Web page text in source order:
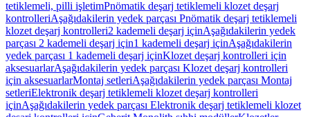
tetiklemeli, pilli işletimPnömatik deşarj tetiklemeli klozet deşarj
kontrolleriAşağıdakilerin yedek parçası Pnömatik deşarj tetiklemeli
klozet deşarj kontrolleri2 kademeli deşarj içinAşağıdakilerin yedek
parçası 2 kademeli deşarj için1 kademeli deşarj içinAşağıdakilerin
yedek parçası 1 kademeli deşarj içinKlozet deşarj kontrolleri için
aksesuarlarAşağıdakilerin yedek parçası Klozet deşarj kontrolleri
için aksesuarlarMontaj setleriAşağıdakilerin yedek parçası Montaj
setleriElektronik deşarj tetiklemeli klozet deşarj kontrolleri
içinAşağıdakilerin yedek parçası Elektronik deşarj tetiklemeli klozet